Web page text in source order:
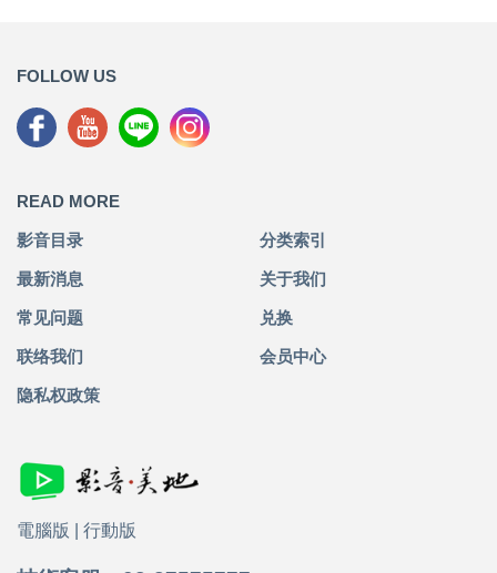
FOLLOW US
READ MORE
影音目录 分类索引
最新消息 关于我们
常见问题 兑换
联络我们 会员中心
隐私权政策
電腦版 行動版